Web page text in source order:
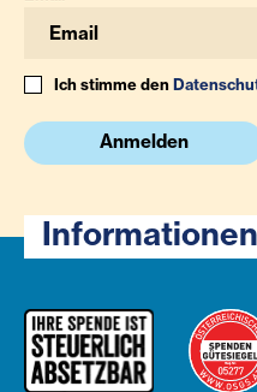
Ich stimme den
Anmelden